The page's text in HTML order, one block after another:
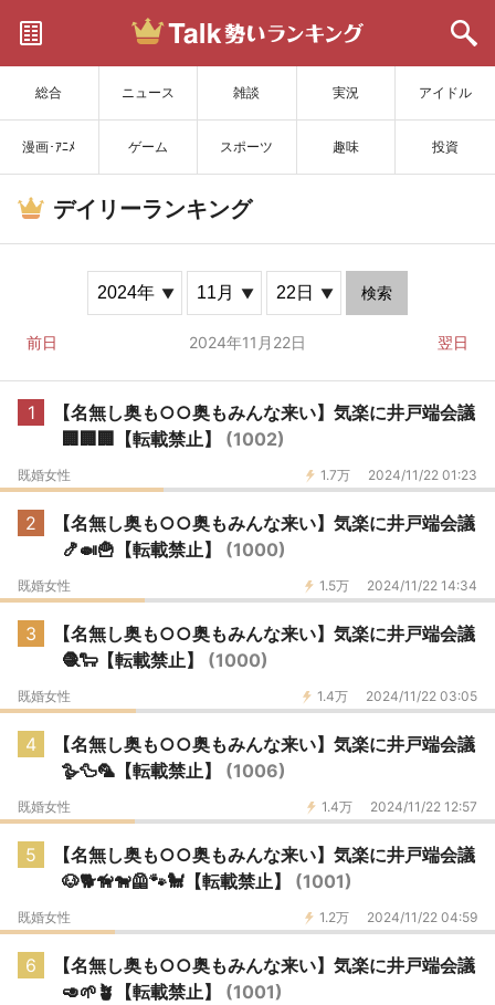
総合 ニュース 雑談 実況 アイドル
漫画･ｱﾆﾒ ゲーム スポーツ 趣味 投資
サイトを更新
デイリーランキング
検索
前日 2024年11月22日 翌日
1
【名無し奥も○○奥もみんな来い】気楽に井戸端会議
🏢🏢🏢【転載禁止】 (1002)
1.7万 2024/11/22 01:23
既婚女性
2
【名無し奥も○○奥もみんな来い】気楽に井戸端会議
🍤🍛🍟【転載禁止】 (1000)
1.5万 2024/11/22 14:34
既婚女性
3
【名無し奥も○○奥もみんな来い】気楽に井戸端会議
🧶🐑【転載禁止】 (1000)
1.4万 2024/11/22 03:05
既婚女性
4
【名無し奥も○○奥もみんな来い】気楽に井戸端会議
🪿🦆🦜【転載禁止】 (1006)
1.4万 2024/11/22 12:57
既婚女性
5
【名無し奥も○○奥もみんな来い】気楽に井戸端会議
🐶🐕️🦮🐕️‍🦺🐾🐩【転載禁止】 (1001)
1.2万 2024/11/22 04:59
既婚女性
6
【名無し奥も○○奥もみんな来い】気楽に井戸端会議
🥑🌱🪴【転載禁止】 (1001)